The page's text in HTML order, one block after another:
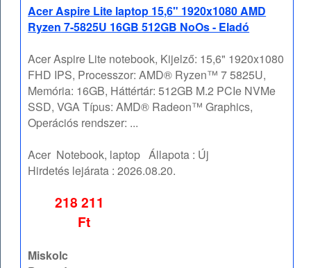
Acer Aspire Lite laptop 15,6" 1920x1080 AMD
Ryzen 7-5825U 16GB 512GB NoOs - Eladó
Acer Aspire Lite notebook, Kijelző: 15,6" 1920x1080
FHD IPS, Processzor: AMD® Ryzen™ 7 5825U,
Memória: 16GB, Háttértár: 512GB M.2 PCIe NVMe
SSD, VGA Típus: AMD® Radeon™ Graphics,
Operációs rendszer: ...
Acer Notebook, laptop Állapota : Új
Hirdetés lejárata :2026.08.20.
218 211
Ft
Miskolc